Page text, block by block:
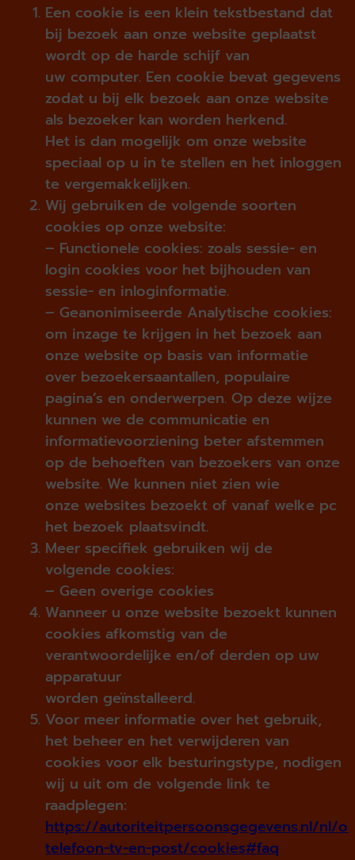
Een cookie is een klein tekstbestand dat
bij bezoek aan onze website geplaatst
wordt op de harde schijf van
uw computer. Een cookie bevat gegevens
zodat u bij elk bezoek aan onze website
als bezoeker kan worden herkend.
Het is dan mogelijk om onze website
speciaal op u in te stellen en het inloggen
te vergemakkelijken.
Wij gebruiken de volgende soorten
cookies op onze website:
– Functionele cookies: zoals sessie- en
login cookies voor het bijhouden van
sessie- en inloginformatie.
– Geanonimiseerde Analytische cookies:
om inzage te krijgen in het bezoek aan
onze website op basis van informatie
over bezoekersaantallen, populaire
pagina’s en onderwerpen. Op deze wijze
kunnen we de communicatie en
informatievoorziening beter afstemmen
op de behoeften van bezoekers van onze
website. We kunnen niet zien wie
onze websites bezoekt of vanaf welke pc
het bezoek plaatsvindt.
Meer specifiek gebruiken wij de
volgende cookies:
– Geen overige cookies
Wanneer u onze website bezoekt kunnen
cookies afkomstig van de
verantwoordelijke en/of derden op uw
apparatuur
worden geïnstalleerd.
Voor meer informatie over het gebruik,
het beheer en het verwijderen van
cookies voor elk besturingstype, nodigen
wij u uit om de volgende link te
raadplegen:
https://autoriteitpersoonsgegevens.nl/nl/
telefoon-tv-en-post/cookies#faq